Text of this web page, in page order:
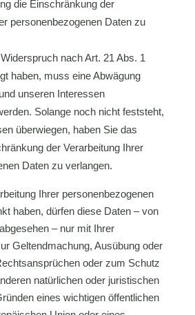
die Einschränkung der
personenbezogenen Daten zu
nach Art. 21 Abs. 1
haben, muss eine Abwägung
unseren Interessen
Solange noch nicht feststeht,
überwiegen, haben Sie das
der Verarbeitung Ihrer
Daten zu verlangen.
Ihrer personenbezogenen
haben, dürfen diese Daten – von
– nur mit Ihrer
Geltendmachung, Ausübung oder
oder zum Schutz
natürlichen oder juristischen
eines wichtigen öffentlichen